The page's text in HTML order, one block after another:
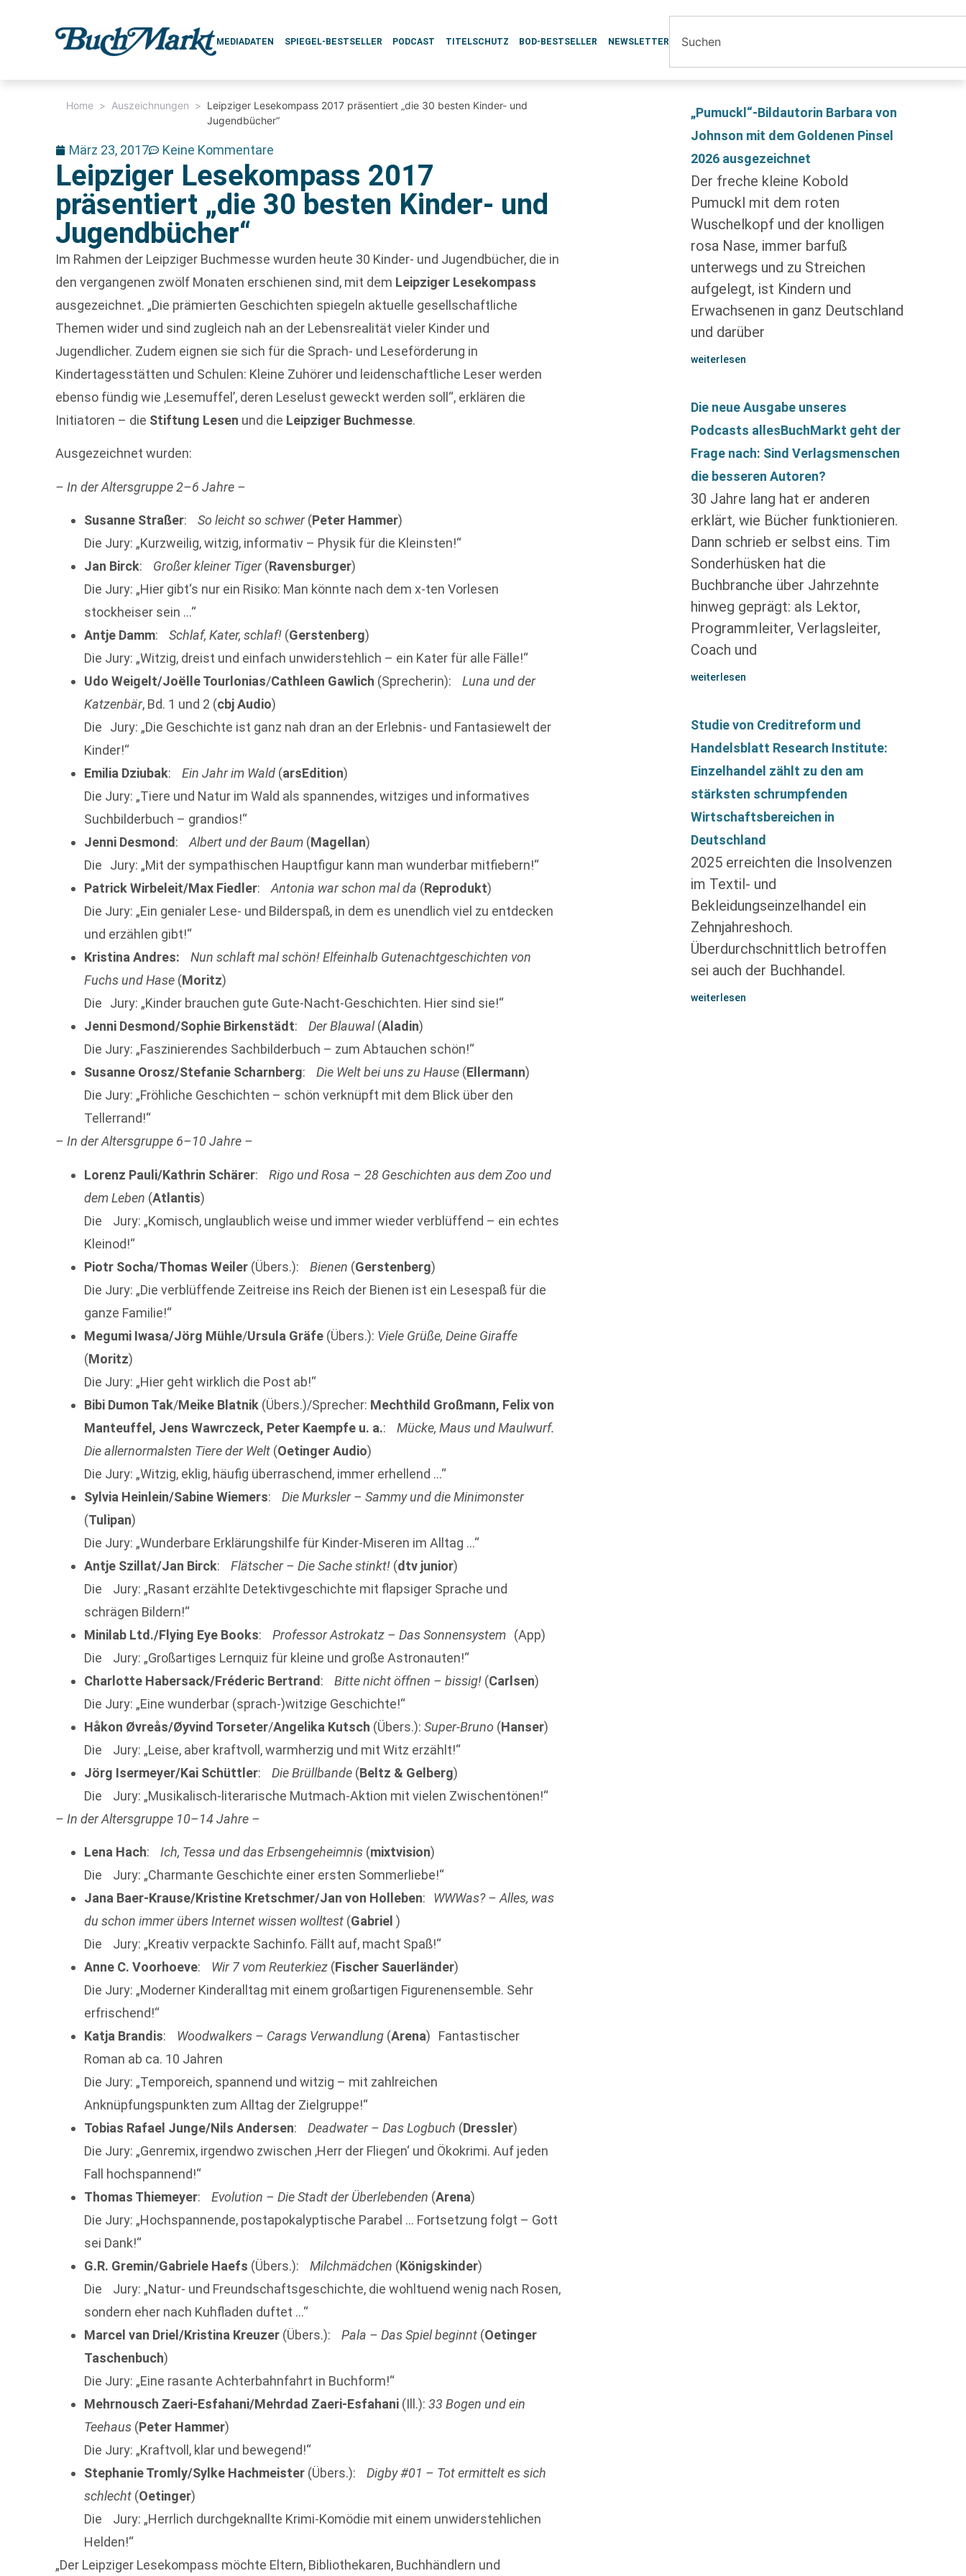
MEDIADATEN SPIEGEL-BESTSELLER PODCAST TITELSCHUTZ BOD-BESTSELLER NEWSLETTER
Home > Auszeichnungen > Leipziger Lesekompass 2017 präsentiert „die 30 besten Kinder- und
Jugendbücher“
März 23, 2017 Keine Kommentare
Leipziger Lesekompass 2017
präsentiert „die 30 besten Kinder- und
Jugendbücher“
Im Rahmen der Leipziger Buchmesse wurden heute 30 Kinder- und Jugendbücher, die in
den vergangenen zwölf Monaten erschienen sind, mit dem Leipziger Lesekompass
ausgezeichnet. „Die prämierten Geschichten spiegeln aktuelle gesellschaftliche
Themen wider und sind zugleich nah an der Lebensrealität vieler Kinder und
Jugendlicher. Zudem eignen sie sich für die Sprach- und Leseförderung in
Kindertagesstätten und Schulen: Kleine Zuhörer und leidenschaftliche Leser werden
ebenso fündig wie ,Lesemuffel’, deren Leselust geweckt werden soll“, erklären die
Initiatoren – die Stiftung Lesen und die Leipziger Buchmesse.
Ausgezeichnet wurden:
– In der Altersgruppe 2–6 Jahre –
Susanne Straßer:So leicht so schwer(Peter Hammer)
Die Jury: „Kurzweilig, witzig, informativ – Physik für die Kleinsten!“
Jan Birck: Großer kleiner Tiger(Ravensburger)
Die Jury: „Hier gibt‘s nur ein Risiko: Man könnte nach dem x-ten Vorlesen
stockheiser sein …“
Antje Damm:Schlaf, Kater, schlaf! (Gerstenberg)
Die Jury: „Witzig, dreist und einfach unwiderstehlich – ein Kater für alle Fälle!“
Udo Weigelt/Joëlle Tourlonias/Cathleen Gawlich (Sprecherin):Luna und der
Katzenbär, Bd. 1 und 2 (cbj Audio)
Die Jury: „Die Geschichte ist ganz nah dran an der Erlebnis- und Fantasiewelt der
Kinder!“
Emilia Dziubak:Ein Jahr im Wald (arsEdition)
Die Jury: „Tiere und Natur im Wald als spannendes, witziges und informatives
Suchbilderbuch – grandios!“
Jenni Desmond :Albert und der Baum (Magellan)
Die Jury: „Mit der sympathischen Hauptfigur kann man wunderbar mitfiebern!“
Patrick Wirbeleit/Max Fiedler:Antonia war schon mal da (Reprodukt)
Die Jury: „Ein genialer Lese- und Bilderspaß, in dem es unendlich viel zu entdecken
und erzählen gibt!“
Kristina Andres:
Nun schlaft mal schön! Elfeinhalb Gutenachtgeschichten von
Fuchs und Hase (Moritz)
Die Jury: „Kinder brauchen gute Gute-Nacht-Geschichten. Hier sind sie!“
Jenni Desmond/Sophie Birkenstädt:Der Blauwal(Aladin)
Die Jury: „Faszinierendes Sachbilderbuch – zum Abtauchen schön!“
Susanne Orosz/Stefanie Scharnberg:Die Welt bei uns zu Hause (Ellermann)
Die Jury: „Fröhliche Geschichten – schön verknüpft mit dem Blick über den
Tellerrand!“
– In der Altersgruppe 6–10 Jahre –
Lorenz Pauli/Kathrin Schärer:Rigo und Rosa – 28 Geschichten aus dem Zoo und
dem Leben (Atlantis)
Die Jury: „Komisch, unglaublich weise und immer wieder verblüffend – ein echtes
Kleinod!“
Piotr Socha/Thomas Weiler (Übers.):Bienen (Gerstenberg)
Die Jury: „Die verblüffende Zeitreise ins Reich der Bienen ist ein Lesespaß für die
ganze Familie!“
Megumi Iwasa/Jörg Mühle/Ursula Gräfe (Übers.): Viele Grüße, Deine Giraffe
(Moritz)
Die Jury: „Hier geht wirklich die Post ab!“
Bibi Dumon Tak/Meike Blatnik (Übers.)/Sprecher: Mechthild Großmann, Felix von
Manteuffel, JensWawrczeck, Peter Kaempfe u. a.:Mücke, Maus und Maulwurf.
Die allernormalsten Tiere der Welt (Oetinger Audio)
Die Jury: „Witzig, eklig, häufig überraschend, immer erhellend …“
Sylvia Heinlein/Sabine Wiemers:Die Murksler – Sammy und die Minimonster
(Tulipan)
Die Jury: „Wunderbare Erklärungshilfe für Kinder-Miseren im Alltag …“
Antje Szillat/Jan Birck:Flätscher – Die Sache stinkt! (dtv junior)
Die Jury: „Rasant erzählte Detektivgeschichte mit flapsiger Sprache und
schrägen Bildern!“
Minilab Ltd./Flying Eye Books:Professor Astrokatz – Das Sonnensystem (App)
Die Jury: „Großartiges Lernquiz für kleine und große Astronauten!“
Charlotte Habersack/Fréderic Bertrand:Bitte nicht öffnen – bissig! (Carlsen)
Die Jury: „Eine wunderbar (sprach-)witzige Geschichte!“
Håkon Øvreås/Øyvind Torseter/Angelika Kutsch (Übers.):Super-Bruno (Hanser)
Die Jury: „Leise, aber kraftvoll, warmherzig und mit Witz erzählt!“
Jörg Isermeyer/Kai Schüttler:Die Brüllbande (Beltz & Gelberg)
Die Jury: „Musikalisch-literarische Mutmach-Aktion mit vielen Zwischentönen!“
– In der Altersgruppe 10–14 Jahre –
Lena Hach: Ich, Tessa und das Erbsengeheimnis (mixtvision)
Die Jury: „Charmante Geschichte einer ersten Sommerliebe!“
Jana Baer-Krause/Kristine Kretschmer/Jan von Holleben: WWWas? – Alles, was
du schon immer übers Internet wissen wolltest (Gabriel )
Die Jury: „Kreativ verpackte Sachinfo. Fällt auf, macht Spaß!“
Anne C. Voorhoeve: Wir 7 vom Reuterkiez (Fischer Sauerländer)
Die Jury: „Moderner Kinderalltag mit einem großartigen Figurenensemble. Sehr
erfrischend!“
Katja Brandis: Woodwalkers – Carags Verwandlung (Arena) Fantastischer
Roman ab ca. 10 Jahren
Die Jury: „Temporeich, spannend und witzig – mit zahlreichen
Anknüpfungspunkten zum Alltag der Zielgruppe!“
Tobias Rafael Junge/Nils Andersen:Deadwater – Das Logbuch (Dressler)
Die Jury: „Genremix, irgendwo zwischen ‚Herr der Fliegen‘ und Ökokrimi. Auf jeden
Fall hochspannend!“
Thomas Thiemeyer:Evolution – Die Stadt der Überlebenden (Arena)
Die Jury: „Hochspannende, postapokalyptische Parabel … Fortsetzung folgt – Gott
sei Dank!“
G.R. Gremin/Gabriele Haefs (Übers.):Milchmädchen (Königskinder)
Die Jury: „Natur- und Freundschaftsgeschichte, die wohltuend wenig nach Rosen,
sondern eher nach Kuhfladen duftet …“
Marcel van Driel/Kristina Kreuzer (Übers.):Pala – Das Spiel beginnt (Oetinger
Taschenbuch)
Die Jury: „Eine rasante Achterbahnfahrt in Buchform!“
Mehrnousch Zaeri-Esfahani/Mehrdad Zaeri-Esfahani (Ill.):33 Bogen und ein
Teehaus (Peter Hammer)
Die Jury: „Kraftvoll, klar und bewegend!“
Stephanie Tromly/Sylke Hachmeister (Übers.):Digby #01 – Tot ermittelt es sich
schlecht (Oetinger)
Die Jury: „Herrlich durchgeknallte Krimi-Komödie mit einem unwiderstehlichen
Helden!“
„Der Leipziger Lesekompass möchte Eltern, Bibliothekaren, Buchhändlern und
„Pumuckl“-Bildautorin Barbara von
Johnson mit dem Goldenen Pinsel
2026 ausgezeichnet
Der freche kleine Kobold
Pumuckl mit dem roten
Wuschelkopf und der knolligen
rosa Nase, immer barfuß
unterwegs und zu Streichen
aufgelegt, ist Kindern und
Erwachsenen in ganz Deutschland
und darüber
weiterlesen
Die neue Ausgabe unseres
Podcasts allesBuchMarkt geht der
Frage nach: Sind Verlagsmenschen
die besseren Autoren?
30 Jahre lang hat er anderen
erklärt, wie Bücher funktionieren.
Dann schrieb er selbst eins. Tim
Sonderhüsken hat die
Buchbranche über Jahrzehnte
hinweg geprägt: als Lektor,
Programmleiter, Verlagsleiter,
Coach und
weiterlesen
Studie von Creditreform und
Handelsblatt Research Institute:
Einzelhandel zählt zu den am
stärksten schrumpfenden
Wirtschaftsbereichen in
Deutschland
2025 erreichten die Insolvenzen
im Textil- und
Bekleidungseinzelhandel ein
Zehnjahreshoch.
Überdurchschnittlich betroffen
sei auch der Buchhandel.
weiterlesen